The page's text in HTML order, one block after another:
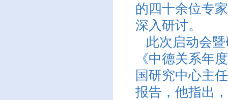
的四十余位专
深入研讨。
此次启动会暨
《中德关系年
国研究中心主
报告，他指出